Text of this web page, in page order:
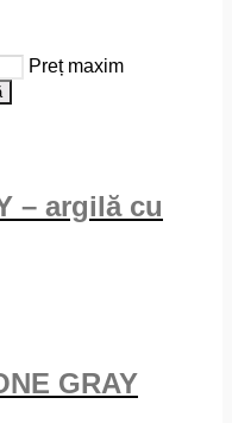
Preț maxim
– argilă cu
GRAY